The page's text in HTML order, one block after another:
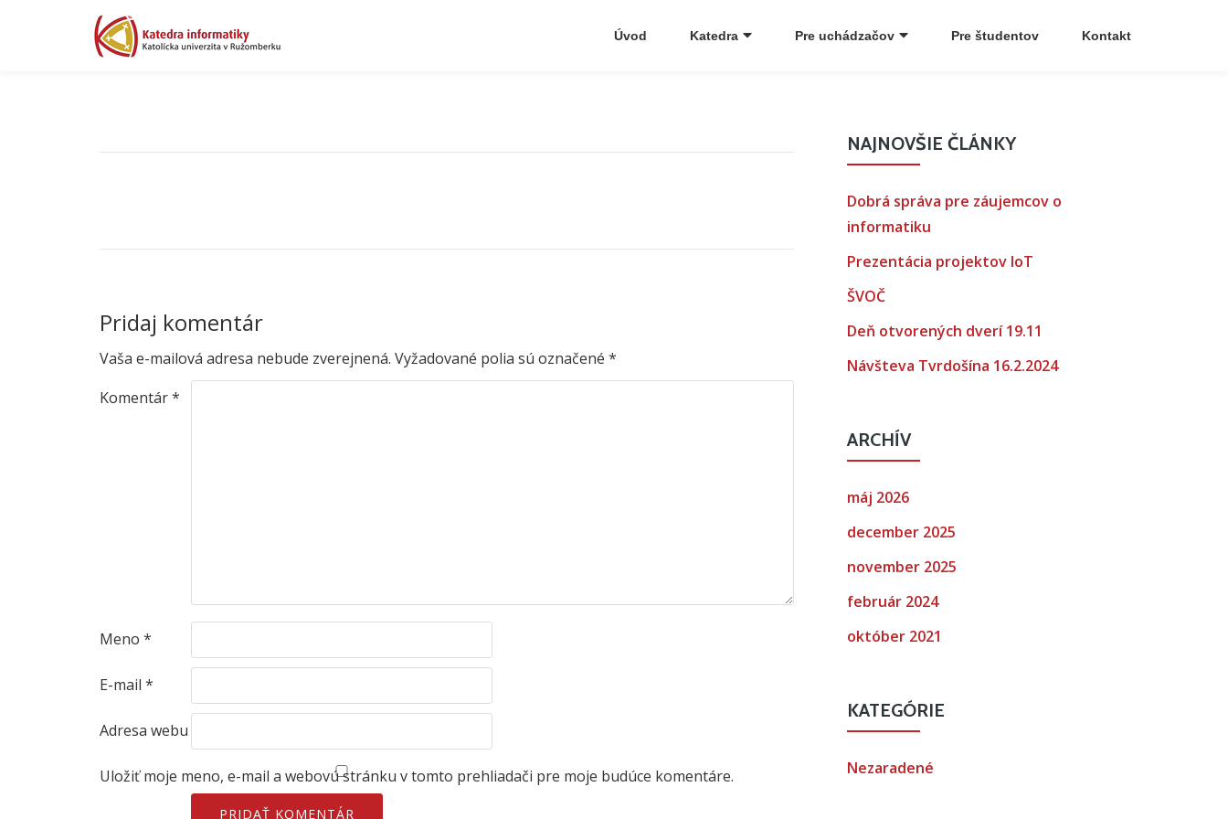
Úvod Katedra Pre uchádzačov Pre študentov Kontakt
Pridaj komentár
Vaša e-mailová adresa nebude zverejnená. Vyžadované polia sú označené *
Komentár*
Meno *
E-mail *
Adresa webu
Uložiť moje meno, e-mail a webovú stránku v tomto prehliadači pre moje budúce komentáre.
NAJNOVŠIE ČLÁNKY
Dobrá správa pre záujemcov o
informatiku
Prezentácia projektov IoT
ŠVOČ
Deň otvorených dverí 19.11
Návšteva Tvrdošína 16.2.2024
ARCHÍV
máj 2026
december 2025
november 2025
február 2024
október 2021
KATEGÓRIE
Nezaradené